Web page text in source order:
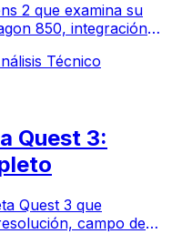
2 que examina su
850, integración
Técnico
Quest 3:
Quest 3 que
campo de